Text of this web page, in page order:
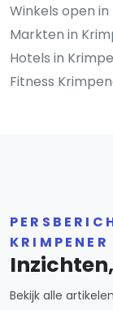
Winkels open
Markten in
Hotels in
Fitness
Bekijk alle artikelen